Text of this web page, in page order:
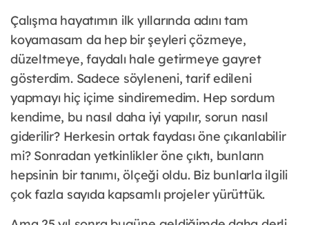
Çalışma hayatımın ilk yıllarında adını tam
koyamasam da hep bir şeyleri çözmeye,
düzeltmeye, faydalı hale getirmeye gayret
gösterdim. Sadece söyleneni, tarif edileni
yapmayı hiç içime sindiremedim. Hep sordum
kendime, bu nasıl daha iyi yapılır, sorun nasıl
giderilir? Herkesin ortak faydası öne çıkarılabilir
mi? Sonradan yetkinlikler öne çıktı, bunların
hepsinin bir tanımı, ölçeği oldu. Biz bunlarla ilgili
çok fazla sayıda kapsamlı projeler yürüttük.